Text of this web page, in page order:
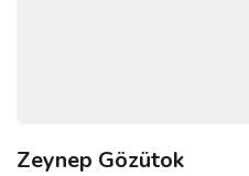
Zeynep Gözütok